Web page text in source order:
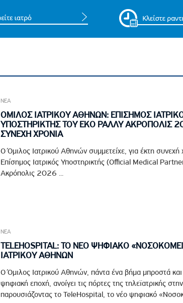
ΝΕΑ
ΟΜΙΛΟΣ ΙΑΤΡΙΚΟΥ ΑΘΗΝΩΝ: ΕΠΙΣΗΜΟΣ
ΥΠΟΣΤΗΡΙΚΤΗΣ ΤΟΥ EKO ΡΑΛΛΥ ΑΚΡΟΠΟΛΙΣ
ΣΥΝΕΧΗ ΧΡΟΝΙΑ
Ο Όμιλος Ιατρικού Αθηνών συμμετείχε, για έκτη συνεχή
Επίσημος Ιατρικός Υποστηρικτής (Official Medical
Ακρόπολις 2026 ...
ΝΕΑ
TELEHOSPITAL: ΤΟ ΝΕΟ ΨΗΦΙΑΚΟ
ΙΑΤΡΙΚΟΥ ΑΘΗΝΩΝ
Ο Όμιλος Ιατρικού Αθηνών, πάντα ένα βήμα μπροστά
ψηφιακή εποχή, ανοίγει τις πόρτες της τηλεϊατρικής
παρουσιάζοντας το TeleHospital, το νέο ψηφιακό